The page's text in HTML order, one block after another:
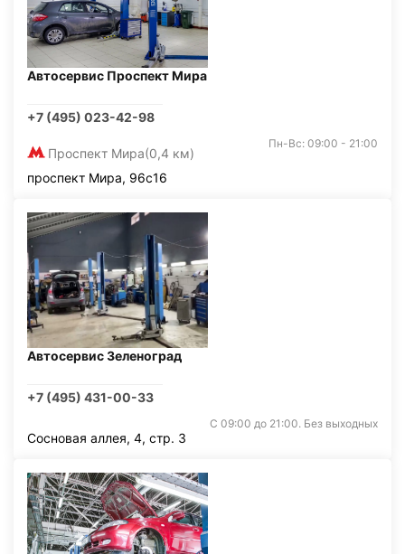
Автосервис Проспект Мира
+7 (495) 023-42-98
Проспект Мира(0,4 км)
Пн-Вс: 09:00 - 21:00
проспект Мира, 96с16
Автосервис Зеленоград
+7 (495) 431-00-33
С 09:00 до 21:00. Без выходных
Сосновая аллея, 4, стр. 3